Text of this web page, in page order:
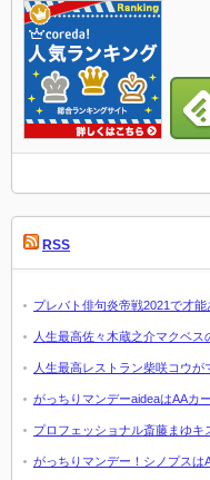
RSS
プレバト俳句炎帝戦2021で才
人生最高佐々木蔵之介マクベス
人生最高レストラン柴咲コウ
がっちりマンデーaideaはAAカ
プロフェッショナル斎藤まゆ
がっちりマンデー！シノプスは